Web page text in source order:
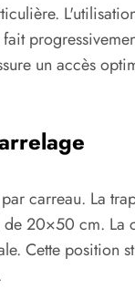
un accès
carreau. La
de 20×50 cm.
Cette position